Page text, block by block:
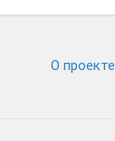
О проекте